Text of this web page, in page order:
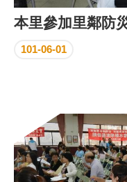
冊
本里參加里鄰防
101-06-01